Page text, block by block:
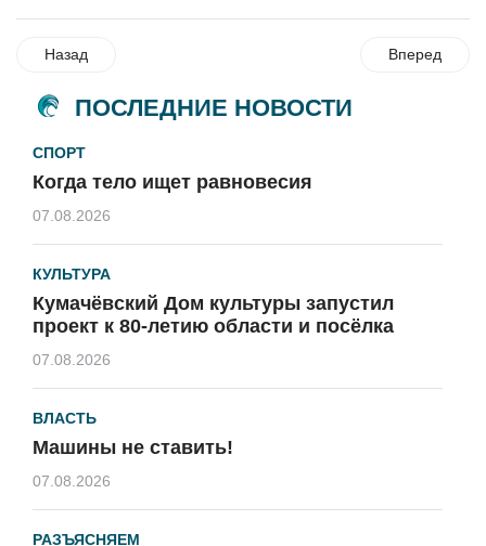
Назад Вперед
ПОСЛЕДНИЕ НОВОСТИ
СПОРТ
Когда тело ищет равновесия
07.08.2026
КУЛЬТУРА
Кумачёвский Дом культуры запустил
проект к 80-летию области и посёлка
07.08.2026
ВЛАСТЬ
Машины не ставить!
07.08.2026
РАЗЪЯСНЯЕМ